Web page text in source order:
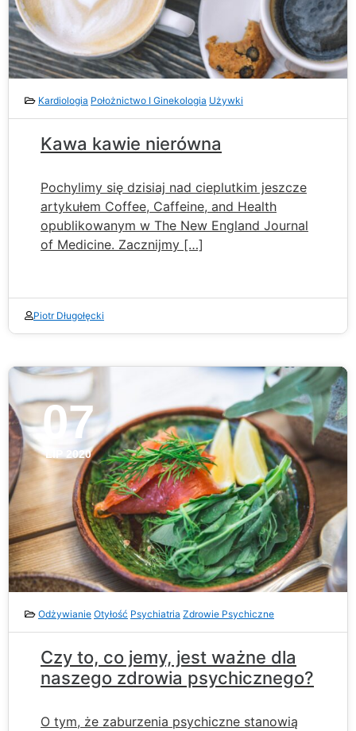
Kardiologia Położnictwo I Ginekologia Używki
Kawa kawie nierówna
Pochylimy się dzisiaj nad cieplutkim jeszcze
artykułem Coffee, Caffeine, and Health
opublikowanym w The New England Journal
of Medicine. Zacznijmy […]
Piotr Długołęcki
07
LIP 2020
Odżywianie Otyłość Psychiatria Zdrowie Psychiczne
Czy to, co jemy, jest ważne dla
naszego zdrowia psychicznego?
O tym, że zaburzenia psychiczne stanowią